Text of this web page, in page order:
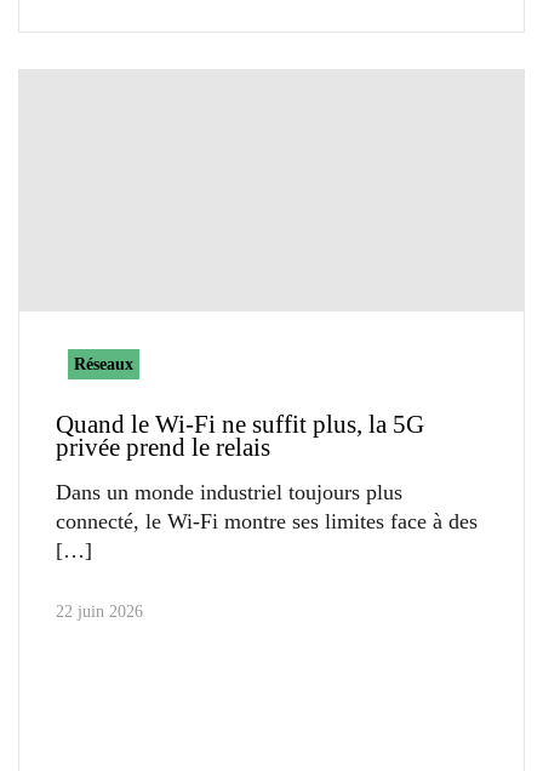
Réseaux
Quand le Wi-Fi ne suffit plus, la 5G
privée prend le relais
Dans un monde industriel toujours plus
connecté, le Wi-Fi montre ses limites face à des
22 juin 2026